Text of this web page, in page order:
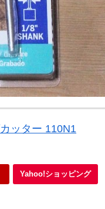
ッター 110N1
Yahoo!ショッピング